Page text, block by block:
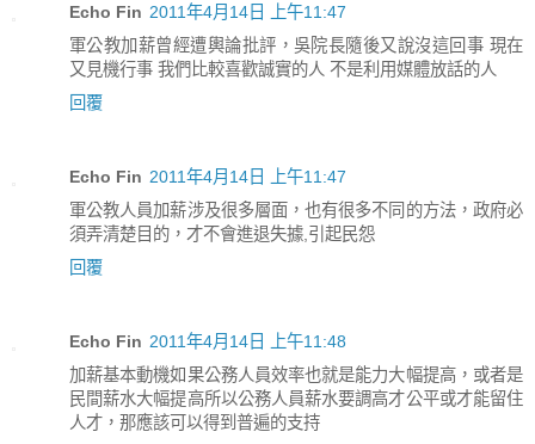
Echo Fin 2011年4月14日 上午11:47
軍公教加薪曾經遭輿論批評，吳院長隨後又說沒這回事 現在
又見機行事 我們比較喜歡誠實的人 不是利用媒體放話的人
回覆
Echo Fin 2011年4月14日 上午11:47
軍公教人員加薪涉及很多層面，也有很多不同的方法，政府必
須弄清楚目的，才不會進退失據,引起民怨
回覆
Echo Fin 2011年4月14日 上午11:48
加薪基本動機如果公務人員效率也就是能力大幅提高，或者是
民間薪水大幅提高所以公務人員薪水要調高才公平或才能留住
人才，那應該可以得到普遍的支持